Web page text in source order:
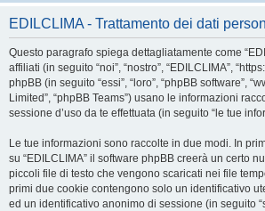
EDILCLIMA - Trattamento dei dati
Questo paragrafo spiega dettagliatamente come
affiliati (in seguito “noi”, “nostro”, “EDILCLIMA”,
phpBB (in seguito “essi”, “loro”, “phpBB software”,
Limited”, “phpBB Teams”) usano le informazioni
sessione d’uso da te effettuata (in seguito “le tue
Le tue informazioni sono raccolte in due modi. In
su “EDILCLIMA” il software phpBB creerà un certo
piccoli file di testo che vengono scaricati nei file
primi due cookie contengono solo un identificativo
ed un identificativo anonimo di sessione (in seguito